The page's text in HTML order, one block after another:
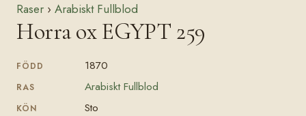
Raser › Arabiskt Fullblod
Horra ox EGYPT 259
FÖDD 1870
RAS Arabiskt Fullblod
KÖN Sto